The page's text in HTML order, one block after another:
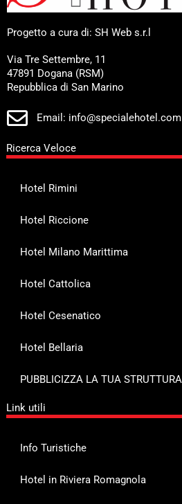
Progetto a cura di: SH Web s.r.l
Via Tre Settembre, 11
47891 Dogana (RSM)
Repubblica di San Marino
Email: info@specialehotel.com
Ricerca Veloce
Hotel Rimini
Hotel Riccione
Hotel Milano Marittima
Hotel Cattolica
Hotel Cesenatico
Hotel Bellaria
PUBBLICIZZA LA TUA STRUTTURA
Link utili
Info Turistiche
Hotel in Riviera Romagnola